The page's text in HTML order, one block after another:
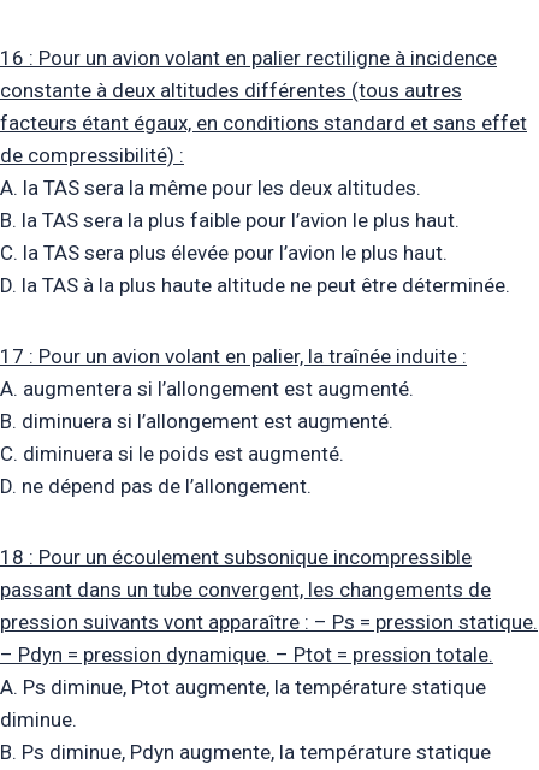
16 : Pour un avion volant en palier rectiligne à incidence
constante à deux altitudes différentes (tous autres
facteurs étant égaux, en conditions standard et sans effet
de compressibilité) :
A. la TAS sera la même pour les deux altitudes.
B. la TAS sera la plus faible pour l’avion le plus haut.
C. la TAS sera plus élevée pour l’avion le plus haut.
D. la TAS à la plus haute altitude ne peut être déterminée.
17 : Pour un avion volant en palier, la traînée induite :
A. augmentera si l’allongement est augmenté.
B. diminuera si l’allongement est augmenté.
C. diminuera si le poids est augmenté.
D. ne dépend pas de l’allongement.
18 : Pour un écoulement subsonique incompressible
passant dans un tube convergent, les changements de
pression suivants vont apparaître : – Ps = pression statique.
– Pdyn = pression dynamique. – Ptot = pression totale.
A. Ps diminue, Ptot augmente, la température statique
diminue.
B. Ps diminue, Pdyn augmente, la température statique